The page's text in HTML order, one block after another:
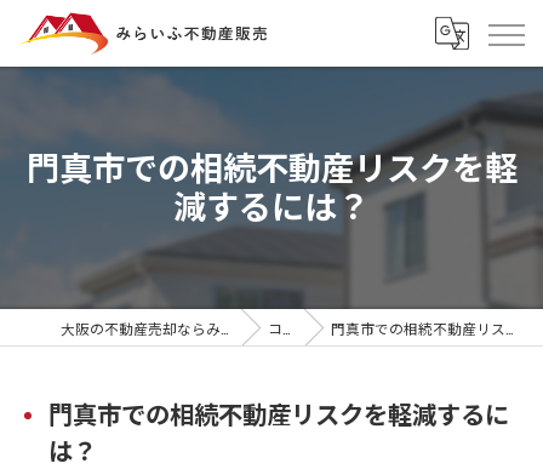
門真市での相続不動産リスクを軽
減するには？
コラム 門真市での相続不動産リスクを軽減するには？
門真市での相続不動産リスクを軽減するに
は？